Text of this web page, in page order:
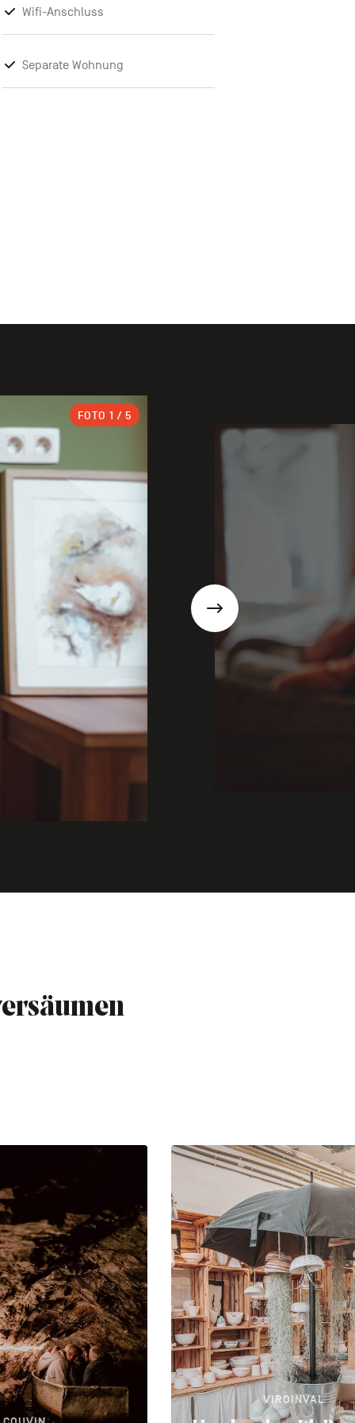
Wifi-Anschluss
Separate Wohnung
Suivant
FOTO 1 / 5
VIROINVAL